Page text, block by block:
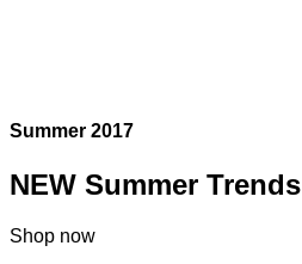
Summer 2017
NEW Summer Trends
Shop now